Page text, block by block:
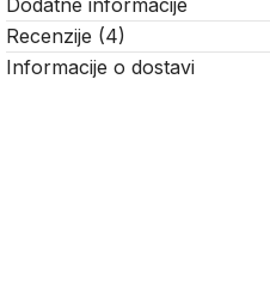
Recenzije (4)
Informacije o dostavi